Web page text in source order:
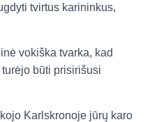
tvirtus karininkus,
vokiška tvarka, kad
būti prisirišusi
Karlskronoje jūrų karo